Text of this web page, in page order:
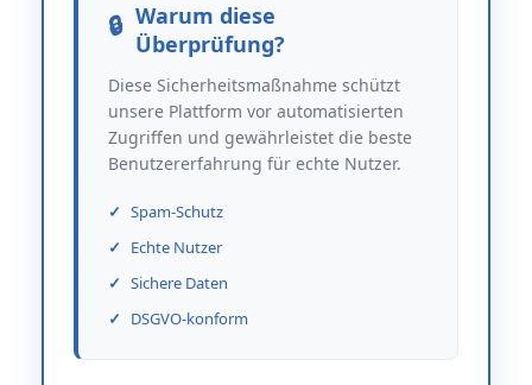
Warum diese
Überprüfung?
Diese Sicherheitsmaßnahme schützt
unsere Plattform vor automatisierten
Zugriffen und gewährleistet die beste
Benutzererfahrung für echte Nutzer.
Spam-Schutz
Echte Nutzer
Sichere Daten
DSGVO-konform